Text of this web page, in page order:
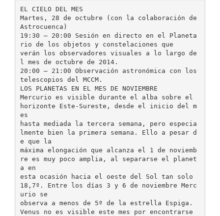
EL CIELO DEL MES
Martes, 28 de octubre (con la colaboración de
Astrocuenca)
19:30 – 20:00 Sesión en directo en el Planeta
rio de los objetos y constelaciones que
verán los observadores visuales a lo largo de
l mes de octubre de 2014.
20:00 – 21:00 Observación astronómica con los
telescopios del MCCM.
LOS PLANETAS EN EL MES DE NOVIEMBRE
Mercurio es visible durante el alba sobre el
horizonte Este-Sureste, desde el inicio del m
es
hasta mediada la tercera semana, pero especia
lmente bien la primera semana. Ello a pesar d
e que la
máxima elongación que alcanza el 1 de noviemb
re es muy poco amplia, al separarse el planet
a en
esta ocasión hacia el oeste del Sol tan solo
18,7º. Entre los días 3 y 6 de noviembre Merc
urio se
observa a menos de 5º de la estrella Espiga.
Venus no es visible este mes por encontrarse